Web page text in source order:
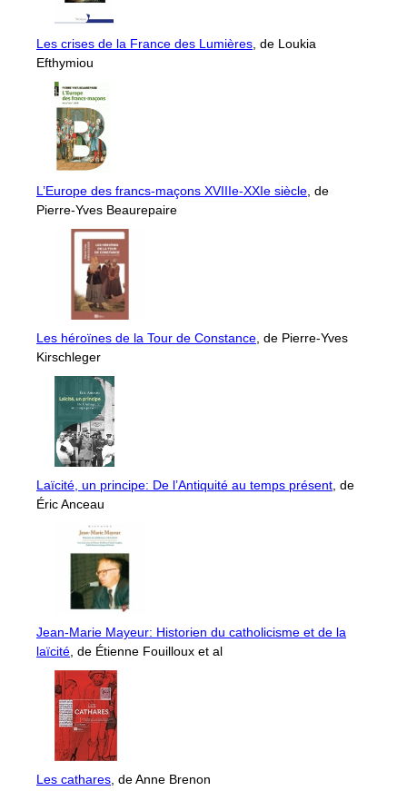
Les crises de la France des Lumières , de Loukia
Efthymiou
L’Europe des francs-maçons XVIIIe-XXIe siècle , de
Pierre-Yves Beaurepaire
Les héroïnes de la Tour de Constance , de Pierre-Yves
Kirschleger
Laïcité, un principe: De l’Antiquité au temps présent , de
Éric Anceau
Jean-Marie Mayeur: Historien du catholicisme et de la
laïcité , de Étienne Fouilloux et al
Les cathares , de Anne Brenon